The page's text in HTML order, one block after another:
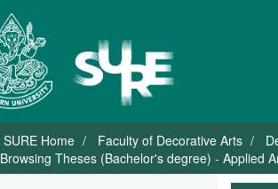
SURE Home Faculty of Decorative Arts
Browsing Theses (Bachelor's degree) -